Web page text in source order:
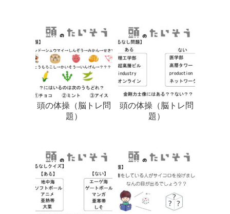
頭の体操（脳トレ問
題）
頭の体操（脳トレ問
題）